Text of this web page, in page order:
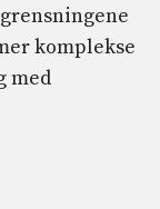
komplekse
med